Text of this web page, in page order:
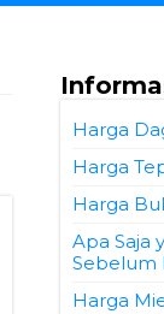
Harga
Harga
Harga
Apa Saja
Sebelum
Harga